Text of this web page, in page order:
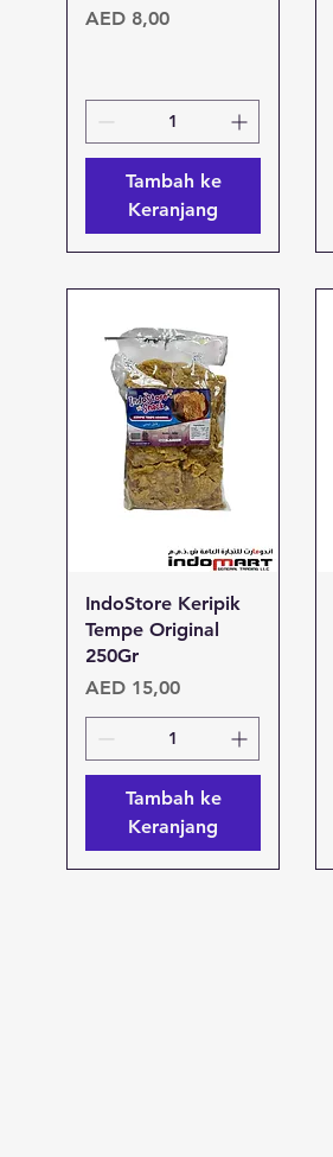
Harga
AED 8,00
Tambah ke
Keranjang
Tampilan Cepat
IndoStore Keripik
Tempe Original
250Gr
Harga
AED 15,00
Tambah ke
Keranjang